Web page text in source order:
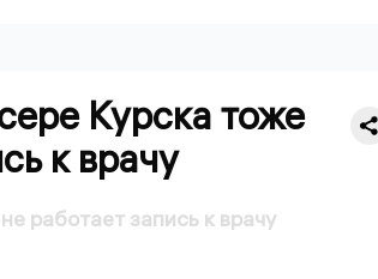
Курска тоже
к врачу
работает запись к врачу